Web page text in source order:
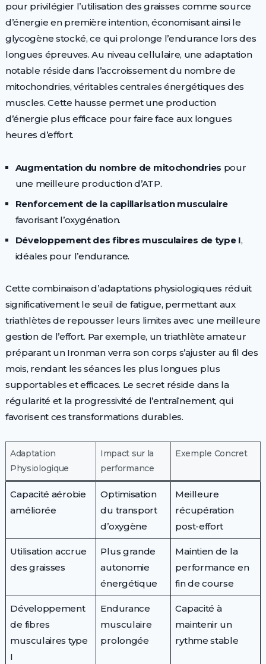
pour privilégier l’utilisation des graisses comme source
d’énergie en première intention, économisant ainsi le
glycogène stocké, ce qui prolonge l’endurance lors des
longues épreuves. Au niveau cellulaire, une adaptation
notable réside dans l’accroissement du nombre de
mitochondries, véritables centrales énergétiques des
muscles. Cette hausse permet une production
d’énergie plus efficace pour faire face aux longues
heures d’effort.
Augmentation du nombre de mitochondries pour
une meilleure production d’ATP.
Renforcement de la capillarisation musculaire
favorisant l’oxygénation.
Développement des fibres musculaires de type I,
idéales pour l’endurance.
Cette combinaison d’adaptations physiologiques réduit
significativement le seuil de fatigue, permettant aux
triathlètes de repousser leurs limites avec une meilleure
gestion de l’effort. Par exemple, un triathlète amateur
préparant un Ironman verra son corps s’ajuster au fil des
mois, rendant les séances les plus longues plus
supportables et efficaces. Le secret réside dans la
régularité et la progressivité de l’entraînement, qui
favorisent ces transformations durables.
Adaptation
Physiologique
Impact sur la
performance
Exemple Concret
Capacité aérobie
améliorée
Optimisation
du transport
d’oxygène
Meilleure
récupération
post-effort
Utilisation accrue
des graisses
Plus grande
autonomie
énergétique
Maintien de la
performance en
fin de course
Développement
de fibres
musculaires type
I
Endurance
musculaire
prolongée
Capacité à
maintenir un
rythme stable